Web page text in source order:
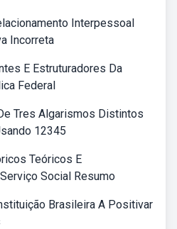
Interpessoal
Incorreta
E Estruturadores Da
Federal
Tres Algarismos Distintos
12345
Teóricos E
Social Resumo
Brasileira A Positivar